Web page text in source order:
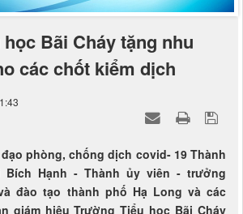
Bãi Cháy tặng nhu
các chốt kiểm dịch
phòng, chống dịch covid- 19 Thành
Hạnh - Thành ủy viên - trưởng
đào tạo thành phố Hạ Long và các